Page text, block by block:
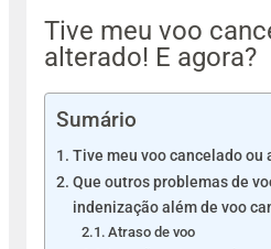
Tive meu voo
alterado! E agora?
Sumário
Tive meu voo cancelado ou
Que outros problemas de
indenização além de voo
Atraso de voo